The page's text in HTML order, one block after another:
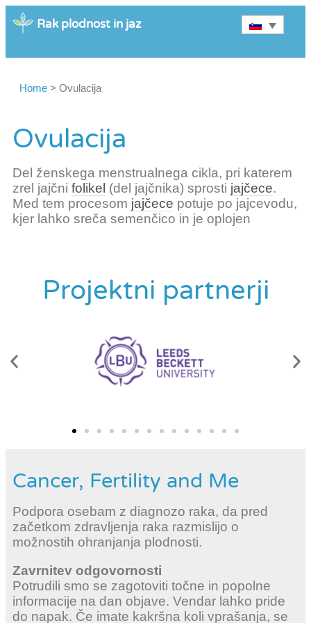
Rak plodnost in jaz
Home > Ovulacija
Ovulacija
Del ženskega menstrualnega cikla, pri katerem
zrel jajčni folikel (del jajčnika) sprosti jajčece.
Med tem procesom jajčece potuje po jajcevodu,
kjer lahko sreča semenčico in je oplojen
Projektni partnerji
Cancer, Fertility and Me
Podpora osebam z diagnozo raka, da pred
začetkom zdravljenja raka razmislijo o
možnostih ohranjanja plodnosti.
Zavrnitev odgovornosti
Potrudili smo se zagotoviti točne in popolne
informacije na dan objave. Vendar lahko pride
do napak. Če imate kakršna koli vprašanja, se